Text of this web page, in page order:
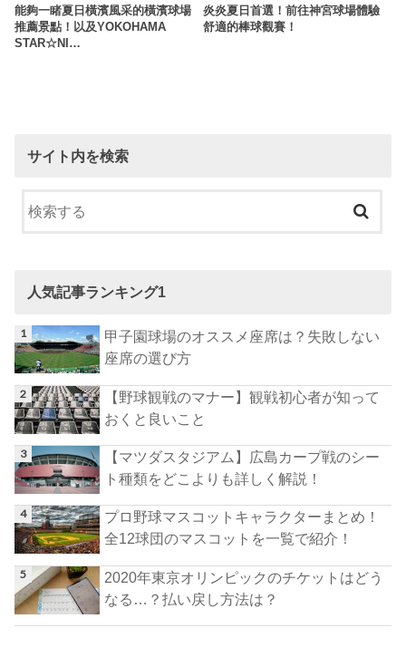
能夠一睹夏日橫濱風采的橫濱球場
推薦景點！以及YOKOHAMA
STAR☆NI…
炎炎夏日首選！前往神宮球場體驗
舒適的棒球觀賽！
サイト内を検索
人気記事ランキング1
甲子園球場のオススメ座席は？失敗しない
座席の選び方
【野球観戦のマナー】観戦初心者が知って
おくと良いこと
【マツダスタジアム】広島カープ戦のシー
ト種類をどこよりも詳しく解説！
プロ野球マスコットキャラクターまとめ！
全12球団のマスコットを一覧で紹介！
2020年東京オリンピックのチケットはどう
なる…？払い戻し方法は？